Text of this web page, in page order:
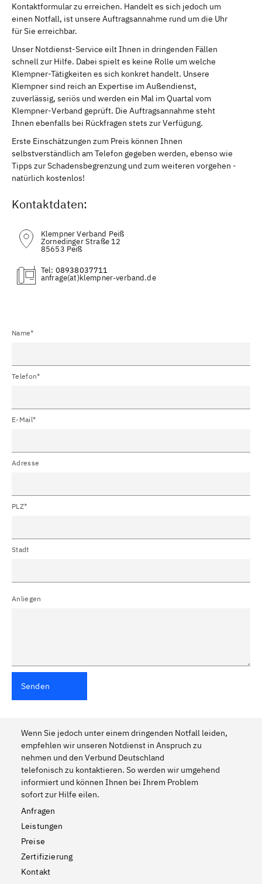
Kontaktformular zu erreichen. Handelt es sich jedoch um
einen Notfall, ist unsere Auftragsannahme rund um die Uhr
für Sie erreichbar.
Unser Notdienst-Service eilt Ihnen in dringenden Fällen
schnell zur Hilfe. Dabei spielt es keine Rolle um welche
Klempner-Tätigkeiten es sich konkret handelt. Unsere
Klempner sind reich an Expertise im Außendienst,
zuverlässig, seriös und werden ein Mal im Quartal vom
Klempner-Verband geprüft. Die Auftragsannahme steht
Ihnen ebenfalls bei Rückfragen stets zur Verfügung.
Erste Einschätzungen zum Preis können Ihnen
selbstverständlich am Telefon gegeben werden, ebenso wie
Tipps zur Schadensbegrenzung und zum weiteren vorgehen -
natürlich kostenlos!
Kontaktdaten:
Klempner Verband Peiß
Zornedinger Straße 12
85653 Peiß
Tel: 08938037711
(at)
Name*
Telefon*
E-Mail*
Adresse
PLZ*
Stadt
Anliegen
Senden
Wenn Sie jedoch unter einem dringenden Notfall leiden,
empfehlen wir unseren Notdienst in Anspruch zu
nehmen und den Verbund Deutschland
telefonisch zu kontaktieren. So werden wir umgehend
informiert und können Ihnen bei Ihrem Problem
sofort zur Hilfe eilen.
Anfragen
Leistungen
Preise
Zertifizierung
Kontakt